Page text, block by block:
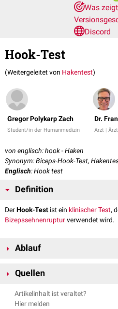
Was
Discord
Hook-Test
(Weitergeleitet von Hakentest)
Gregor Polykarp Zach
Student/in der Humanmedizin
Dr.
Arzt |
von englisch: hook - Haken
Synonym: Biceps-Hook-Test,
Englisch: Hook test
Definition
DerHook-Test ist ein klinischer Test,
Bizepssehnenrupturverwendet wird.
Ablauf
vollständig
supiniert
unterfahren und sich "einzuhaken". Bei
nicht mehr möglich und der Test gilt als
Quellen
Untersuchungstechniken des
abgerufen am 03.02.2023
Artikelinhalt ist veraltet?
Hier melden